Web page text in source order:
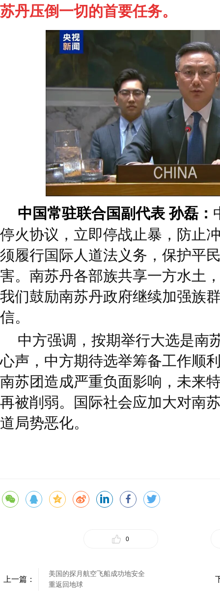
苏丹压倒一切的首要任务。
中国常驻联合国副代表 孙磊：
停火协议，立即停战止暴，防止
须履行国际人道法义务，保护平
害。南苏丹各部族共享一方水土
我们鼓励南苏丹政府继续加强族
信。
中方强调，按期举行大选是南
心声，中方期待选举筹备工作顺
南苏团造成严重负面影响，未来
再被削弱。国际社会应加大对南
道局势恶化。
0
上一篇：
美国的探月航空飞船成功地安全
重返回地球